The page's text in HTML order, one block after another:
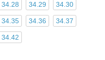
34.28 34.29 34.30
34.35 34.36 34.37
34.42